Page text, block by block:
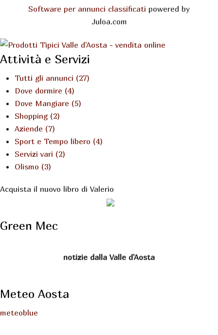
Software per annunci classificati powered by
Juloa.com
Attività e Servizi
Tutti gli annunci (27)
Dove dormire (4)
Dove Mangiare (5)
Shopping (2)
Aziende (7)
Sport e Tempo libero (4)
Servizi vari (2)
Olismo (3)
Acquista il nuovo libro di Valerio
Green Mec
notizie dalla Valle d'Aosta
Meteo Aosta
meteoblue